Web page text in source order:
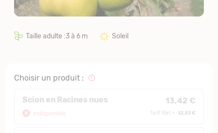
Taille adulte :3 à 6 m Soleil
Choisir un produit :
Scion en Racines nues 13,42 €
Indisponible Tarif 10et + :12,63 €